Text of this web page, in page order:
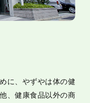
に、やずやは体の健
、健康食品以外の商